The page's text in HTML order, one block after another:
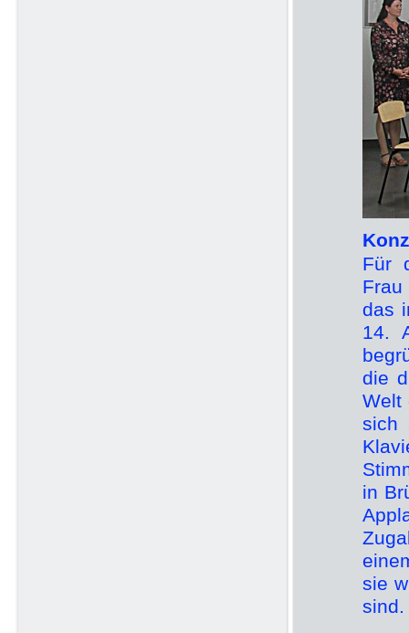
Für
Frau
das
14.
die
Welt
sich
in
sie
sind.